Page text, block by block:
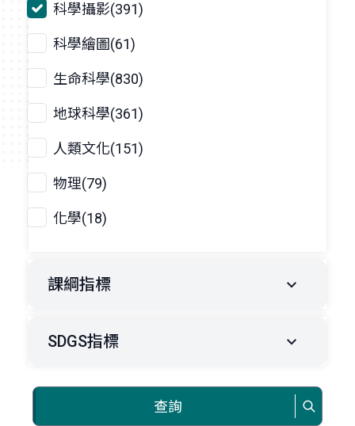
科學攝影(391)
科學繪圖(61)
生命科學(830)
地球科學(361)
人類文化(151)
物理(79)
化學(18)
課綱指標
SDGS指標
查詢